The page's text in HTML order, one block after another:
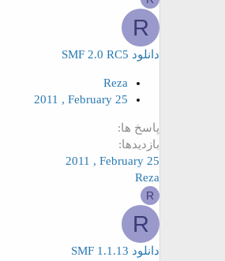
R
دانلود SMF 2.0 RC5
Reza
2011 , February 25
پاسخ ها
بازدیدها
2011 , February 25
Reza
R
R
دانلود SMF 1.1.13